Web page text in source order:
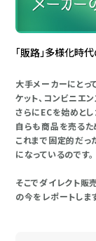
「販路」多様化時
大手メーカーにと
ケット、コンビニエ
さらにECを始めとし
自らも商品を売るた
これまで固定的だっ
になっているのです。
そこでダイレクト販
の今をレポートしま